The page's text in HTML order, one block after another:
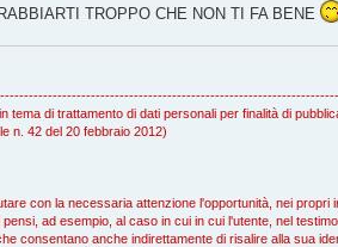
TROPPO CHE NON TI FA BENE
tema di trattamento di dati personali per finalità di
n. 42 del 20 febbraio 2012)
con la necessaria attenzione l'opportunità, nei
ad esempio, al caso in cui in cui l'utente, nel
consentano anche indirettamente di risalire alla sua